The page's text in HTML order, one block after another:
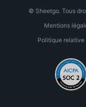
© Sheetgo. Tous
Mentions
Politique